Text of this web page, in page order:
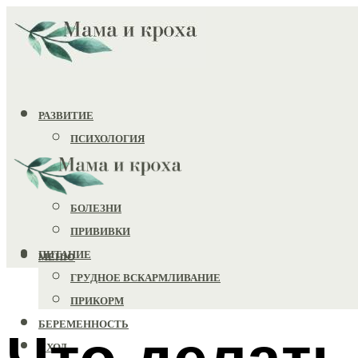
РАЗВИТИЕ
ПСИХОЛОГИЯ
ИГРУШКИ
ЗДОРОВЬЕ
БОЛЕЗНИ
ПРИВИВКИ
ПИТАНИЕ
ГРУДНОЕ ВСКАРМЛИВАНИЕ
ПРИКОРМ
БЕРЕМЕННОСТЬ
УХОД
МЕНЮ